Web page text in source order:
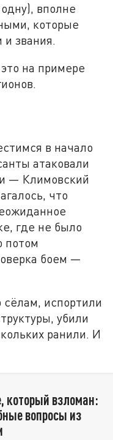
вполне
которые
звания.
на примере
в начало
атаковали
— Климовский
что
где не было
потом
боем —
испортили
убили
ранили. И
который взломан:
вопросы из